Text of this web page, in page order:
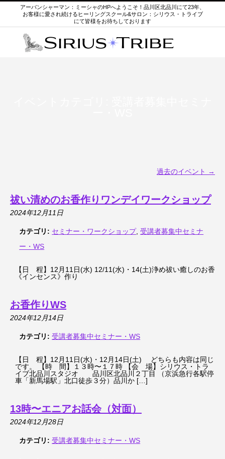
アーバンシャーマン：ミーシャのHPへようこそ！品川区北品川にて23年、
お客様に愛され続けるヒーリングスクール&サロン：シリウス・トライブ
にて皆様をお待ちしております
過去のイベント →
祓い清めのお香作りワンデイワークショップ
2024年12月11日
カテゴリ: セミナー・ワークショップ,受講者募集中セミナ
ー・WS
【日 程】12月11日(水) 12/11(水)・14(土)浄め祓い癒しのお香
《インセンス》作り
お香作りWS
2024年12月14日
カテゴリ: 受講者募集中セミナー・WS
【日 程】12月11日(水)・12月14日(土) どちらも内容は同じ
です。 【時 間】１３時〜１７時 【会 場】シリウス・トラ
イブ北品川スタジオ 品川区北品川２丁目 （京浜急行各駅停
車「新馬場駅」北口徒歩３分）品川か […]
13時〜エニアお話会（対面）
2024年12月28日
カテゴリ: 受講者募集中セミナー・WS